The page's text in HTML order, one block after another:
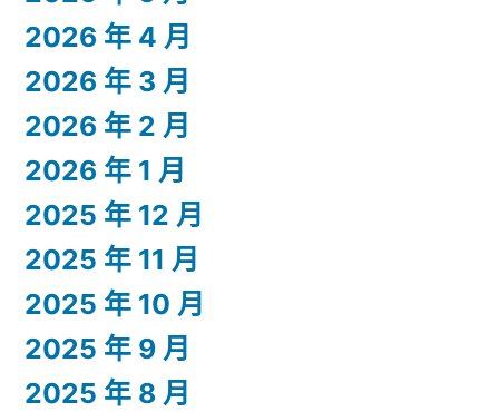
2026 年 4 月
2026 年 3 月
2026 年 2 月
2026 年 1 月
2025 年 12 月
2025 年 11 月
2025 年 10 月
2025 年 9 月
2025 年 8 月